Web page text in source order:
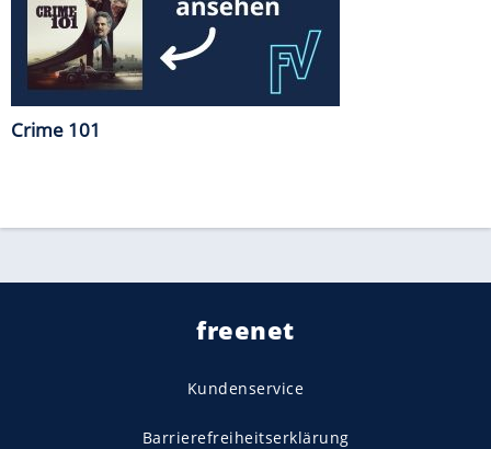
Crime 101
freenet
Kundenservice
Barrierefreiheitserklärung